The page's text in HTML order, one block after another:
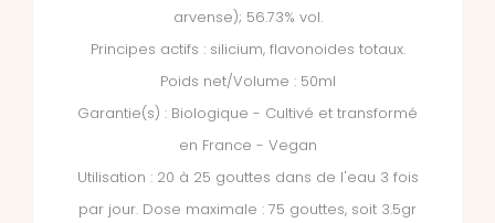
arvense); 56.73% vol.
Principes actifs : silicium, flavonoides totaux.
Poids net/Volume : 50ml
Garantie(s) : Biologique - Cultivé et transformé
en France - Vegan
Utilisation : 20 à 25 gouttes dans de l'eau 3 fois
par jour. Dose maximale : 75 gouttes, soit 3.5gr